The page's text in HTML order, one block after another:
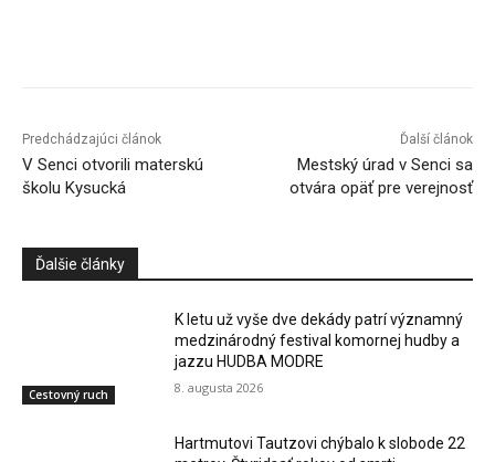
Predchádzajúci článok
V Senci otvorili materskú
školu Kysucká
Ďalší článok
Mestský úrad v Senci sa
otvára opäť pre verejnosť
Ďalšie články
Cestovný ruch
K letu už vyše dve dekády patrí významný
medzinárodný festival komornej hudby a
jazzu HUDBA MODRE
8. augusta 2026
Hartmutovi Tautzovi chýbalo k slobode 22